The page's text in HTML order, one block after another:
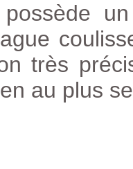
possède
très
au plus